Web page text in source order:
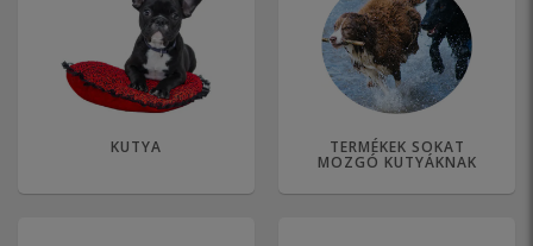
KUTYA TERMÉKEK SOKAT
MOZGÓ KUTYÁKNAK